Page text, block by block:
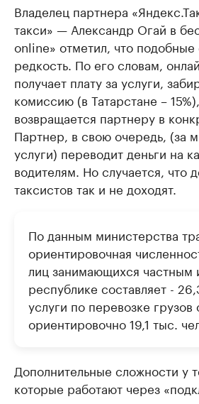
Владелец партнера
такси» — Александр Огай в
online» отметил, что подобные
редкость. По его словам,
получает плату за услуги,
комиссию (в Татарстане –
возвращается партнеру в
Партнер, в свою очередь, (за
услуги) переводит деньги на
водителям. Но случается, что
таксистов так и не доходят.
По данным министерства
ориентировочная
лиц занимающихся частным
республике составляет -
услуги по перевозке
ориентировочно 19,1 тыс.
Дополнительные сложности у
которые работают через